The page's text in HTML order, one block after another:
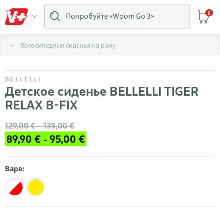
0
Велосипедные сиденья на раму
BELLELLI
Детское сиденье BELLELLI TIGER
RELAX B-FIX
129,00 € - 135,00 €
89,90 € - 95,00 €
Варв: